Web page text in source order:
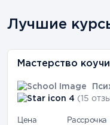
Лучшие
Мастерство
4 (15
Цена Рассрочка